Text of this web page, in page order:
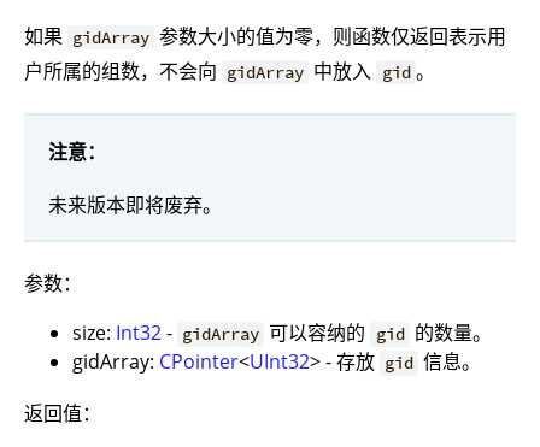
如果 gidArray 参数大小的值为零，则函数仅返回表示用
户所属的组数，不会向 gidArray 中放入 gid 。
注意：
未来版本即将废弃。
参数：
size: Int32- gidArray 可以容纳的 gid 的数量。
gidArray: CPointer<UInt32> - 存放 gid 信息。
返回值：